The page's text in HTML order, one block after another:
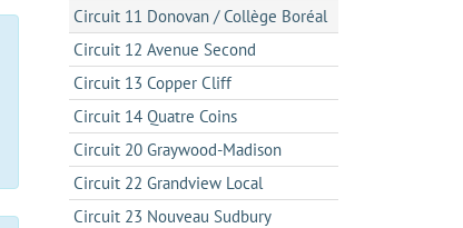
Circuit 11 Donovan / Collège Boréal
Circuit 12 Avenue Second
Circuit 13 Copper Cliff
Circuit 14 Quatre Coins
Circuit 20 Graywood-Madison
Circuit 22 Grandview Local
Circuit 23 Nouveau Sudbury